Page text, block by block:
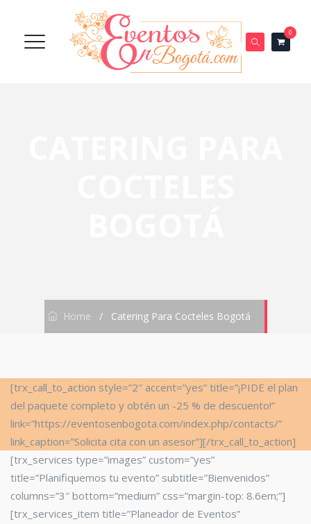
0
Home / Catering Para Cocteles Bogotá
[trx_call_to_action style=”2″ accent=”yes” title=”¡PIDE el plan
del paquete completo y obtén un -25 % de descuento!”
link=”https://eventosenbogota.com/index.php/contacts/”
link_caption=”Solicita cita con un asesor”][/trx_call_to_action]
[trx_services type=”images” custom=”yes”
title=”Planifiquemos tu evento” subtitle=”Bienvenidos”
columns=”3″ bottom=”medium” css=”margin-top: 8.6em;”]
[trx_services_item title=”Planeador de Eventos”